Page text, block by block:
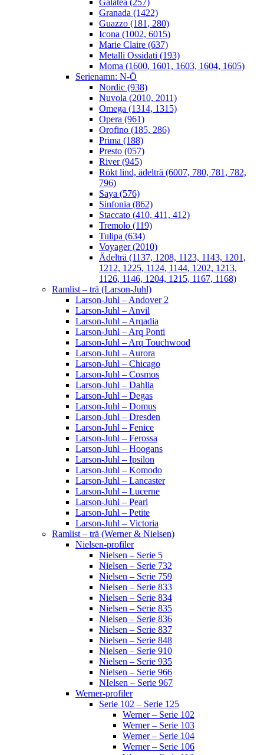
Galatea (257)
Granada (1422)
Guazzo (181, 280)
Icona (1002, 6015)
Marie Claire (637)
Metalli Ossidati (193)
Moma (1600, 1601, 1603, 1604, 1605)
Serienamn: N-Ö
Nordic (938)
Nuvola (2010, 2011)
Omega (1314, 1315)
Opera (961)
Orofino (185, 286)
Prima (188)
Presto (057)
River (945)
Rökt lind, ädelträ (6007, 780, 781, 782,
796)
Saya (576)
Sinfonia (862)
Staccato (410, 411, 412)
Tremolo (119)
Tulipa (634)
Voyager (2010)
Ädelträ (1137, 1208, 1123, 1143, 1201,
1212, 1225, 1124, 1144, 1202, 1213,
1126, 1146, 1204, 1215, 1167, 1168)
Ramlist – trä (Larson-Juhl)
Larson-Juhl – Andover 2
Larson-Juhl – Anvil
Larson-Juhl – Arqadia
Larson-Juhl – Arq Ponti
Larson-Juhl – Arq Touchwood
Larson-Juhl – Aurora
Larson-Juhl – Chicago
Larson-Juhl – Cosmos
Larson-Juhl – Dahlia
Larson-Juhl – Degas
Larson-Juhl – Domus
Larson-Juhl – Dresden
Larson-Juhl – Fenice
Larson-Juhl – Ferossa
Larson-Juhl – Hoogans
Larson-Juhl – Ipsilon
Larson-Juhl – Komodo
Larson-Juhl – Lancaster
Larson-Juhl – Lucerne
Larson-Juhl – Pearl
Larson-Juhl – Petite
Larson-Juhl – Victoria
Ramlist – trä (Werner & Nielsen)
Nielsen-profiler
Nielsen – Serie 5
Nielsen – Serie 732
Nielsen – Serie 759
Nielsen – Serie 833
Nielsen – Serie 834
Nielsen – Serie 835
Nielsen – Serie 836
Nielsen – Serie 837
Nielsen – Serie 848
Nielsen – Serie 910
Nielsen – Serie 935
Nielsen – Serie 966
NIelsen – Serie 967
Werner-profiler
Serie 102 – Serie 125
Werner – Serie 102
Werner – Serie 103
Werner – Serie 104
Werner – Serie 106